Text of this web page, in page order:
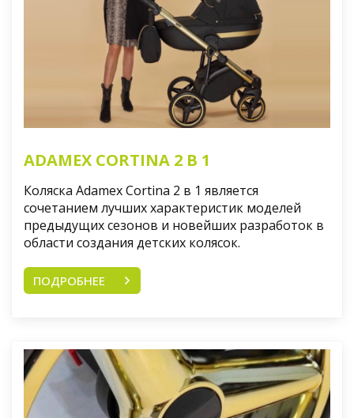
ADAMEX CORTINA 2 В 1
Коляска Adamex Cortina 2 в 1 является
сочетанием лучших характеристик моделей
предыдущих сезонов и новейших разработок в
области создания детских колясок.
ПОДРОБНЕЕ